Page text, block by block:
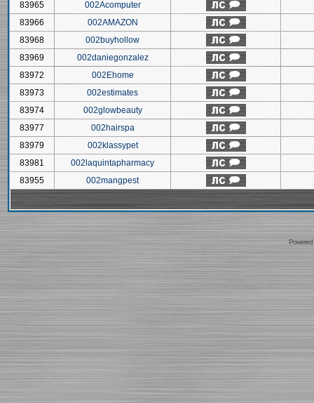
83965
002Acomputer
83966
002AMAZON
83968
002buyhollow
83969
002daniegonzalez
83972
002Ehome
83973
002estimates
83974
002glowbeauty
83977
002hairspa
83979
002klassypet
83981
002laquintapharmacy
83955
002mangpest